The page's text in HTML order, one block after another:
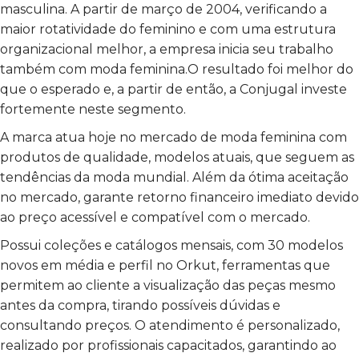
masculina. A partir de março de 2004, verificando a
maior rotatividade do feminino e com uma estrutura
organizacional melhor, a empresa inicia seu trabalho
também com moda feminina.O resultado foi melhor do
que o esperado e, a partir de então, a Conjugal investe
fortemente neste segmento.
A marca atua hoje no mercado de moda feminina com
produtos de qualidade, modelos atuais, que seguem as
tendências da moda mundial. Além da ótima aceitação
no mercado, garante retorno financeiro imediato devido
ao preço acessível e compatível com o mercado.
Possui coleções e catálogos mensais, com 30 modelos
novos em média e perfil no Orkut, ferramentas que
permitem ao cliente a visualização das peças mesmo
antes da compra, tirando possíveis dúvidas e
consultando preços. O atendimento é personalizado,
realizado por profissionais capacitados, garantindo ao